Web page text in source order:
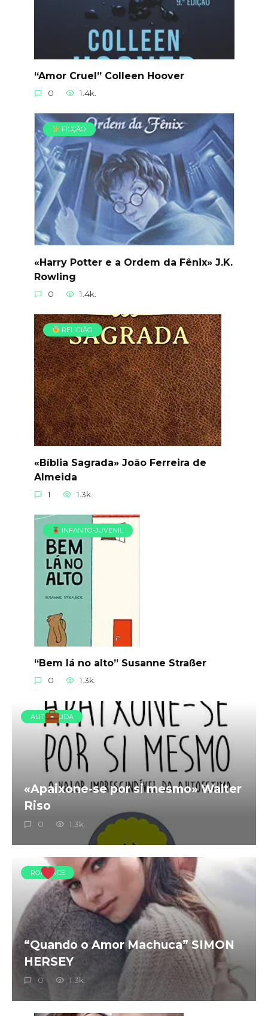
“Amor Cruel” Colleen Hoover
0 1.4k.
FICÇÃO
«Harry Potter e a Ordem da Fênix» J.K.
Rowling
0 1.4k.
RELIGIÃO
«Bíblia Sagrada» João Ferreira de
Almeida
1 1.3k.
INFANTO-JUVENIL
“Bem lá no alto” Susanne Straßer
0 1.3k.
AUTOAJUDA
«Apaixone-se por si mesmo» Walter
Riso
0 1.3k.
ROMANCE
“Quando o Amor Machuca” SIMON
HERSEY
0 1.3k.